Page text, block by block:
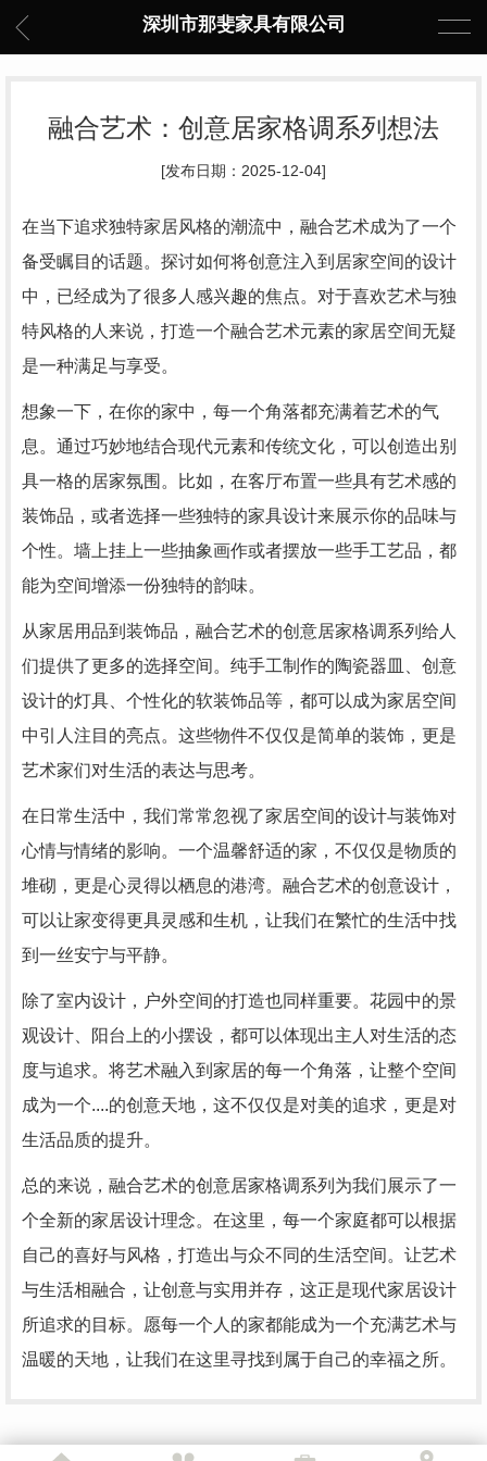
深圳市那斐家具有限公司
融合艺术：创意居家格调系列想法
[发布日期：2025-12-04]
在当下追求独特家居风格的潮流中，融合艺术成为了一个
备受瞩目的话题。探讨如何将创意注入到居家空间的设计
中，已经成为了很多人感兴趣的焦点。对于喜欢艺术与独
特风格的人来说，打造一个融合艺术元素的家居空间无疑
是一种满足与享受。
想象一下，在你的家中，每一个角落都充满着艺术的气
息。通过巧妙地结合现代元素和传统文化，可以创造出别
具一格的居家氛围。比如，在客厅布置一些具有艺术感的
装饰品，或者选择一些独特的家具设计来展示你的品味与
个性。墙上挂上一些抽象画作或者摆放一些手工艺品，都
能为空间增添一份独特的韵味。
从家居用品到装饰品，融合艺术的创意居家格调系列给人
们提供了更多的选择空间。纯手工制作的陶瓷器皿、创意
设计的灯具、个性化的软装饰品等，都可以成为家居空间
中引人注目的亮点。这些物件不仅仅是简单的装饰，更是
艺术家们对生活的表达与思考。
在日常生活中，我们常常忽视了家居空间的设计与装饰对
心情与情绪的影响。一个温馨舒适的家，不仅仅是物质的
堆砌，更是心灵得以栖息的港湾。融合艺术的创意设计，
可以让家变得更具灵感和生机，让我们在繁忙的生活中找
到一丝安宁与平静。
除了室内设计，户外空间的打造也同样重要。花园中的景
观设计、阳台上的小摆设，都可以体现出主人对生活的态
度与追求。将艺术融入到家居的每一个角落，让整个空间
成为一个....的创意天地，这不仅仅是对美的追求，更是对
生活品质的提升。
总的来说，融合艺术的创意居家格调系列为我们展示了一
个全新的家居设计理念。在这里，每一个家庭都可以根据
自己的喜好与风格，打造出与众不同的生活空间。让艺术
与生活相融合，让创意与实用并存，这正是现代家居设计
所追求的目标。愿每一个人的家都能成为一个充满艺术与
温暖的天地，让我们在这里寻找到属于自己的幸福之所。